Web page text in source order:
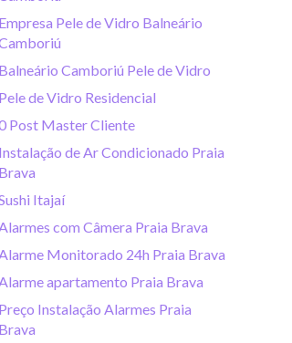
Empresa Pele de Vidro Balneário
Balneário Camboriú Pele de Vidro
Pele de Vidro Residencial
Post Master Cliente
Instalação de Ar Condicionado Praia
Brava
Itajaí
Alarmes com Câmera Praia Brava
Alarme Monitorado 24h Praia Brava
Alarme apartamento Praia Brava
Preço Instalação Alarmes Praia
Brava